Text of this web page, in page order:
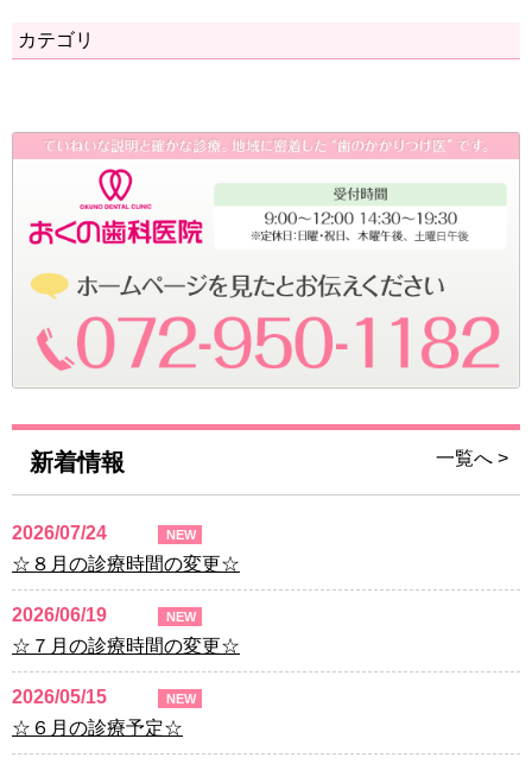
カテゴリ
新着情報 一覧へ >
2026/07/24 NEW
☆８月の診療時間の変更☆
2026/06/19 NEW
☆７月の診療時間の変更☆
2026/05/15 NEW
☆６月の診療予定☆